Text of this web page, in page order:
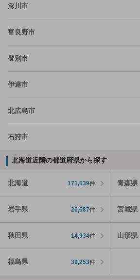
深川市
富良野市
登別市
伊達市
北広島市
石狩市
北海道近隣の都道府県から探す
北海道 171,539件 青森県
岩手県 26,687件 宮城県
秋田県 14,934件 山形県
福島県 39,253件